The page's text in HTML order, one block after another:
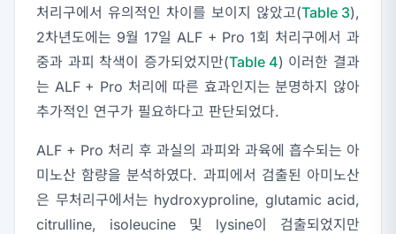
처리구에서 유의적인 차이를 보이지 않았고(Table 3),
2차년도에는 9월 17일 ALF + Pro 1회 처리구에서 과
중과 과피 착색이 증가되었지만(Table 4) 이러한 결과
는 ALF + Pro 처리에 따른 효과인지는 분명하지 않아
추가적인 연구가 필요하다고 판단되었다.
ALF + Pro 처리 후 과실의 과피와 과육에 흡수되는 아
미노산 함량을 분석하였다. 과피에서 검출된 아미노산
은 무처리구에서는 hydroxyproline, glutamic acid,
citrulline, isoleucine 및 lysine이 검출되었지만